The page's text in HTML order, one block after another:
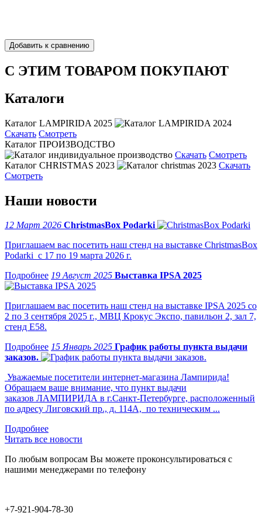
С ЭТИМ ТОВАРОМ ПОКУПАЮТ
Каталоги
Каталог LAMPIRIDA 2025
Скачать Смотреть
Каталог ПРОИЗВОДСТВО
Скачать Смотреть
Каталог CHRISTMAS 2023
Скачать
Смотреть
Наши новости
12 Март 2026 ChristmasBox Podarki
Приглашаем вас посетить наш стенд на выставке ChristmasBox
Podarki с 17 по 19 марта 2026 г.
19 Август 2025 Выставка IPSA 2025
Приглашаем вас посетить наш стенд на выставке IPSA 2025 со
2 по 3 сентября 2025 г., МВЦ Крокус Экспо, павильон 2, зал 7,
стенд Е58.
15 Январь 2025 График работы пункта выдачи
заказов.
Уважаемые посетители интернет-магазина Лампирида!
Обращаем ваше внимание, что пункт выдачи
заказов ЛАМПИРИДА в г.Санкт-Петербурге, расположенный
по адресу Лиговский пр., д. 114А, по техническим ...
Читать все новости
По любым вопросам Вы можете проконсультироваться с
нашими менеджерами по телефону
+7-921-904-78-30